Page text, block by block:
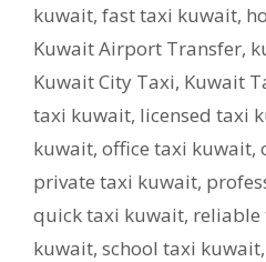
kuwait, fast taxi kuwait,
Kuwait Airport Transfer,
Kuwait City Taxi, Kuwait
taxi kuwait, licensed taxi
kuwait, office taxi kuwait,
private taxi kuwait,
quick taxi kuwait,
kuwait, school taxi kuwait,